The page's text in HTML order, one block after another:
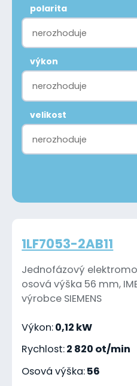
polarita
nerozhoduje
výkon
nerozhoduje
velikost
nerozhoduje
1LF7053-2AB11
Jednofázový
osová výška 56 mm,
výrobce SIEMENS
Výkon:0,12 kW
Rychlost:2 820 ot/min
Osová výška:56